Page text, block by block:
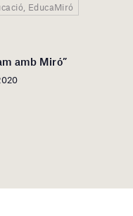
EducaMiró
amb Miró”